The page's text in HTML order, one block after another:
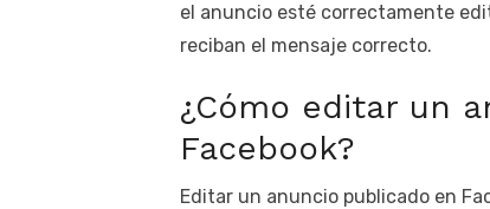
el anuncio esté correctamente
reciban el mensaje correcto.
¿Cómo editar un
Facebook?
Editar un anuncio publicado en